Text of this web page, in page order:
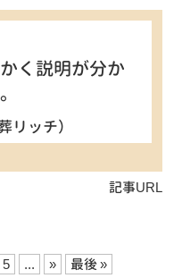
く説明が分か
ッチ）
記事URL
5 ... » 最後 »